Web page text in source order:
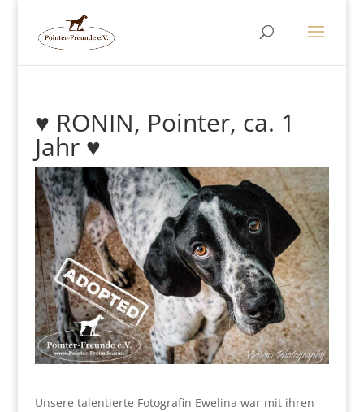
♥ RONIN, Pointer, ca. 1
Jahr ♥
Unsere talentierte Fotografin Ewelina war mit ihren